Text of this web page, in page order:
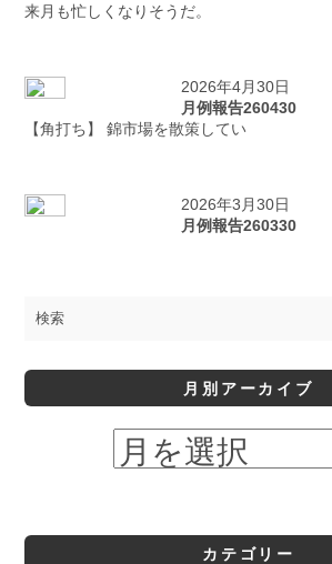
来月も忙しくなりそうだ。
2026年4月30日
月例報告260430
【角打ち】 錦市場を散策してい
2026年3月30日
月例報告260330
月別アーカイブ
カテゴリー